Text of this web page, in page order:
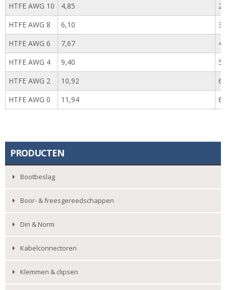
HTFE AWG 10
4,85
HTFE AWG 8
6,10
HTFE AWG 6
7,67
HTFE AWG 4
9,40
HTFE AWG 2
10,92
HTFE AWG 0
11,94
PRODUCTEN
Bootbeslag
Boor- & freesgereedschappen
Din & Norm
Kabelconnectoren
Klemmen & clipsen